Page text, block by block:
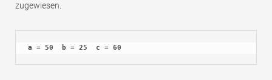
zugewiesen.
a = 50  b = 25  c = 60